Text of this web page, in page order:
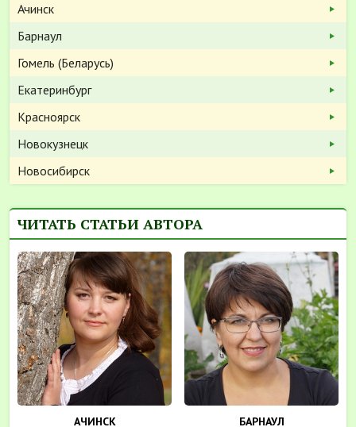
Ачинск
Барнаул
Гомель (Беларусь)
Екатеринбург
Красноярск
Новокузнецк
Новосибирск
ЧИТАТЬ СТАТЬИ АВТОРА
АЧИНСК БАРНАУЛ